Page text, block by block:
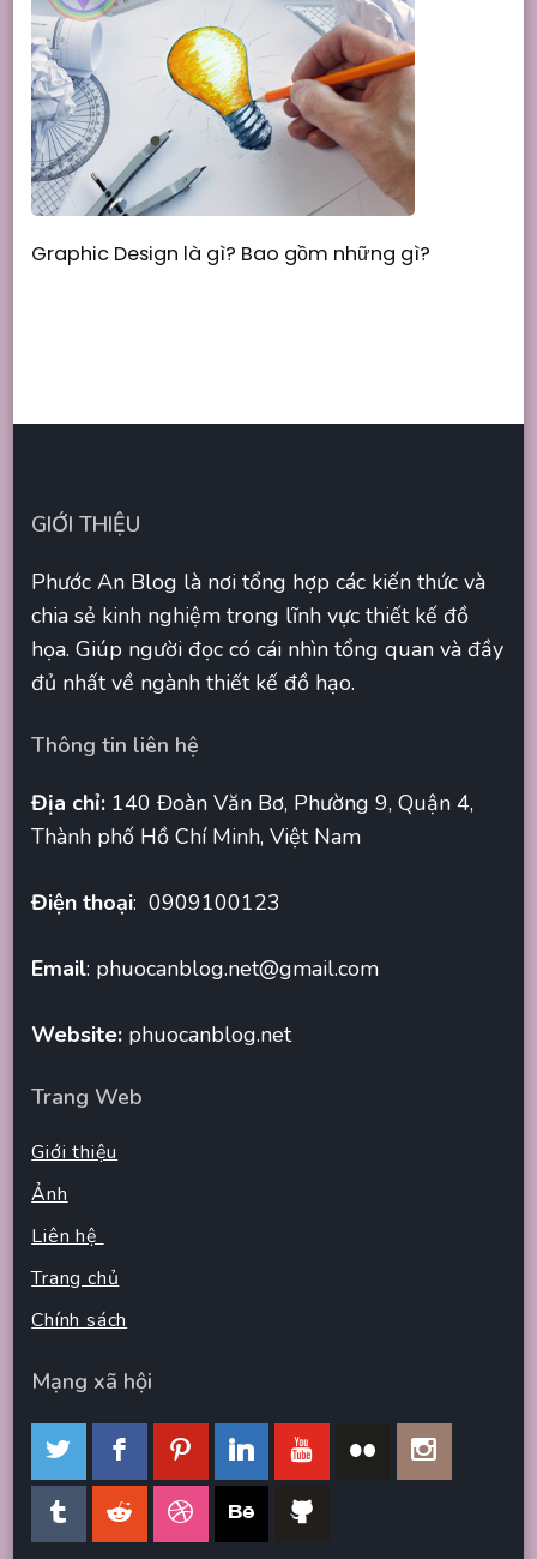
Graphic Design là gì? Bao gồm những gì?
GIỚI THIỆU
Phước An Blog là nơi tổng hợp các kiến thức và
chia sẻ kinh nghiệm trong lĩnh vực thiết kế đồ
họa. Giúp người đọc có cái nhìn tổng quan và đầy
đủ nhất về ngành thiết kế đồ hạo.
Thông tin liên hệ
Địa chỉ: 140 Đoàn Văn Bơ, Phường 9, Quận 4,
Thành phố Hồ Chí Minh, Việt Nam
Điện thoại: 0909100123
Email: phuocanblog.net@gmail.com
Website: phuocanblog.net
Trang Web
Giới thiệu
Ảnh
Liên hệ
Trang chủ
Chính sách
Mạng xã hội